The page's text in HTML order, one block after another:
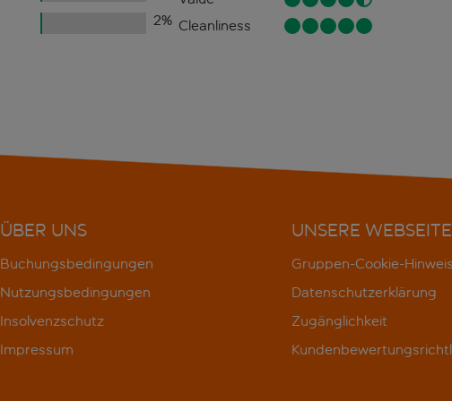
2% Cleanliness
ÜBER UNS
Buchungsbedingungen
Nutzungsbedingungen
Insolvenzschutz
Impressum
UNSERE WEBSEITE
Gruppen-Cookie-Hinweis
Datenschutzerklärung
Zugänglichkeit